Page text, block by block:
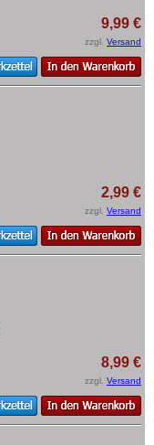
9,99 €
zzgl. Versand
2,99 €
zzgl. Versand
8,99 €
zzgl. Versand